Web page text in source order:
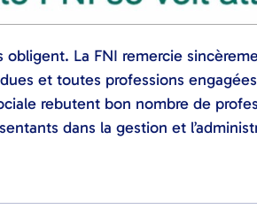
obligent. La FNI remercie
et toutes professions
rebutent bon nombre de
dans la gestion et